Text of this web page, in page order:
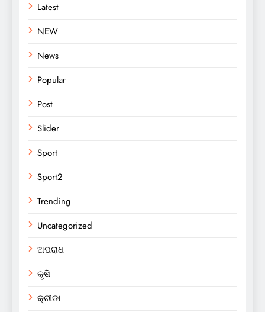
Latest
NEW
News
Popular
Post
Slider
Sport
Sport2
Trending
Uncategorized
ଅପରାଧ
କୃଷି
କ୍ରୀଡା